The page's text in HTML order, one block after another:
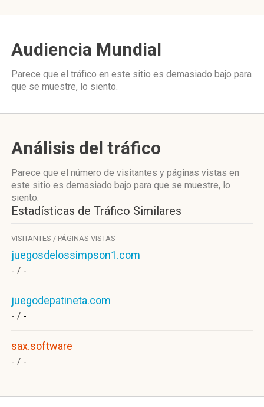
Audiencia Mundial
Parece que el tráfico en este sitio es demasiado bajo para
que se muestre, lo siento.
Análisis del tráfico
Parece que el número de visitantes y páginas vistas en
este sitio es demasiado bajo para que se muestre, lo
siento.
Estadísticas de Tráfico Similares
VISITANTES / PÁGINAS VISTAS
juegosdelossimpson1.com
- / -
juegodepatineta.com
- / -
sax.software
- / -